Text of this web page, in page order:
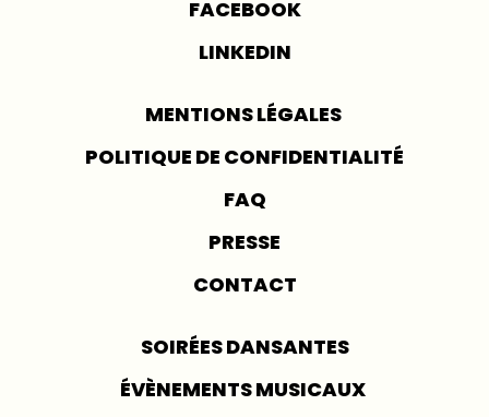
FACEBOOK
LINKEDIN
MENTIONS LÉGALES
POLITIQUE DE CONFIDENTIALITÉ
FAQ
PRESSE
CONTACT
SOIRÉES DANSANTES
ÉVÈNEMENTS MUSICAUX